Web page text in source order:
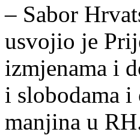
– Sabor
usvojio je
izmjenama i
i slobodama
manjina u